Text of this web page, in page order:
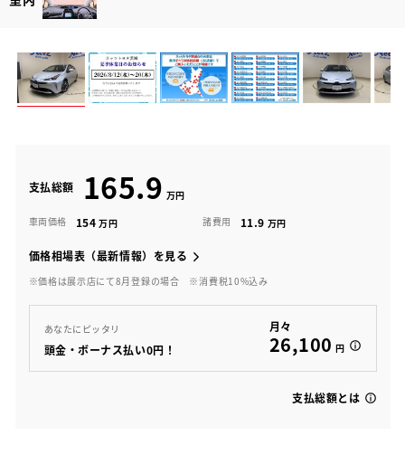
支払総額 165.9
車両価格 154 諸費用 11.9
価格相場表（最新情報）を見る
※価格は展示店にて8月登録の場合 ※消費税10%込み
あなたにピッタリ
頭金・ボーナス払い0円！
月々
26,100 円
支払総額とは